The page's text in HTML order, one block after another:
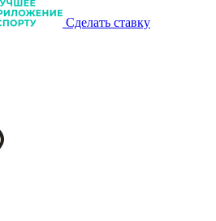
Сделать ставку